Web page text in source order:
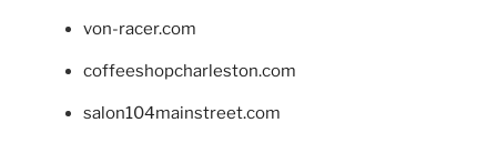
von-racer.com
coffeeshopcharleston.com
salon104mainstreet.com